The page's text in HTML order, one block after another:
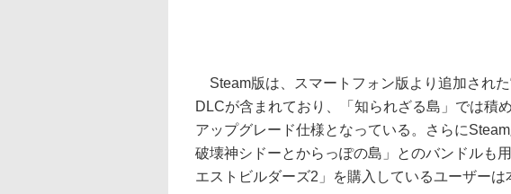
Steam版は、スマートフォン版より追加された
DLCが含まれており、「知られざる島」では積
アップグレード仕様となっている。さらに
破壊神シドーとからっぽの島」とのバンドルも
エストビルダーズ2」を購入しているユーザーは